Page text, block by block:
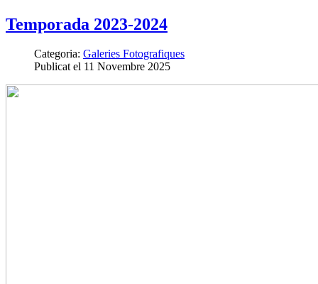
Temporada 2023-2024
Categoria: Galeries Fotografiques
Publicat el 11 Novembre 2025